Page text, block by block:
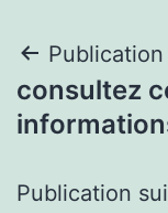
de
consultez
Publication